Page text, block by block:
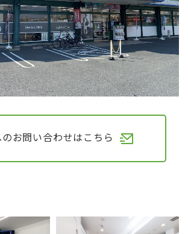
お問い合わせはこちら